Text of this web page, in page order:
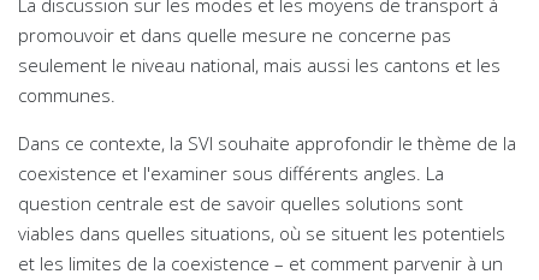
La discussion sur les modes et les moyens de transport à
promouvoir et dans quelle mesure ne concerne pas
seulement le niveau national, mais aussi les cantons et les
communes.
Dans ce contexte, la SVI souhaite approfondir le thème de la
coexistence et l'examiner sous différents angles. La
question centrale est de savoir quelles solutions sont
viables dans quelles situations, où se situent les potentiels
et les limites de la coexistence – et comment parvenir à un